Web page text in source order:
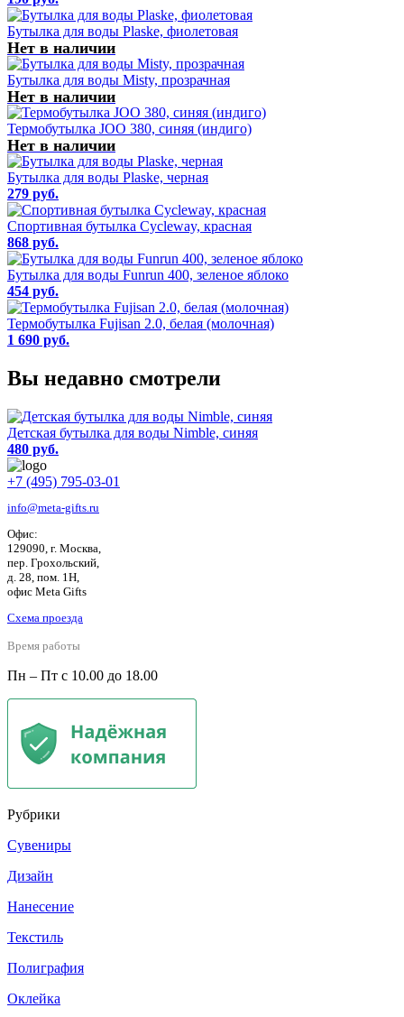
Бутылка для воды Plaske, фиолетовая
Нет в наличии
Бутылка для воды Misty, прозрачная
Нет в наличии
Термобутылка JOO 380, синяя (индиго)
Нет в наличии
Бутылка для воды Plaske, черная
279 руб.
Спортивная бутылка Cycleway, красная
868 руб.
Бутылка для воды Funrun 400, зеленое яблоко
454 руб.
Термобутылка Fujisan 2.0, белая (молочная)
1 690 руб.
Вы недавно смотрели
Детская бутылка для воды Nimble, синяя
480 руб.
+7 (495) 795-03-01
info@meta-gifts.ru
Офис:
129090, г. Москва,
пер. Грохольский,
д. 28, пом. 1Н,
офис Meta Gifts
Схема проезда
Время работы
Пн – Пт с 10.00 до 18.00
Рубрики
Сувениры
Дизайн
Нанесение
Текстиль
Полиграфия
Оклейка